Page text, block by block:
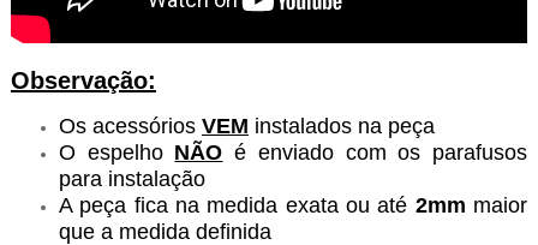
Observação:
Os acessórios VEM instalados na peça
O espelho NÃO é enviado com os parafusos
para instalação
A peça fica na medida exata ou até 2mm maior
que a medida definida